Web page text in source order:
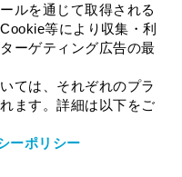
ルを通じて取得される
等により収集・利
ーゲティング広告の最
ては、それぞれのプラ
ます。詳細は以下をご
ーポリシー